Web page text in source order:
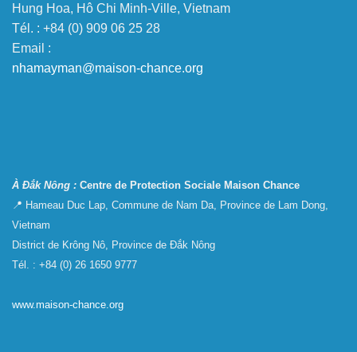
Hung Hoa, Hô Chi Minh-Ville, Vietnam
Tél. : +84 (0) 909 06 25 28
Email :
nhamayman@maison-chance.org
À Đắk Nông : Centre de Protection Sociale Maison Chance
📍 Hameau Duc Lap, Commune de Nam Da, Province de Lam Dong,
Vietnam
District de Krông Nô, Province de Đắk Nông
Tél. : +84 (0) 26 1650 9777
www.maison-chance.org